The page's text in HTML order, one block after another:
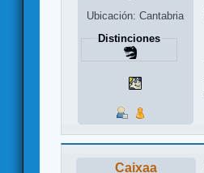
Ubicación: Cantabria
Distinciones
Caixaa